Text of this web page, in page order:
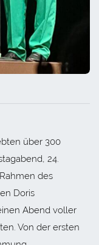
über 300
24.
des
Doris
Abend voller
Von der ersten